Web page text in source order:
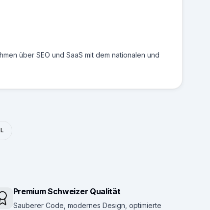
über SEO und SaaS mit dem nationalen und
Premium Schweizer Qualität
Sauberer Code, modernes Design, optimierte